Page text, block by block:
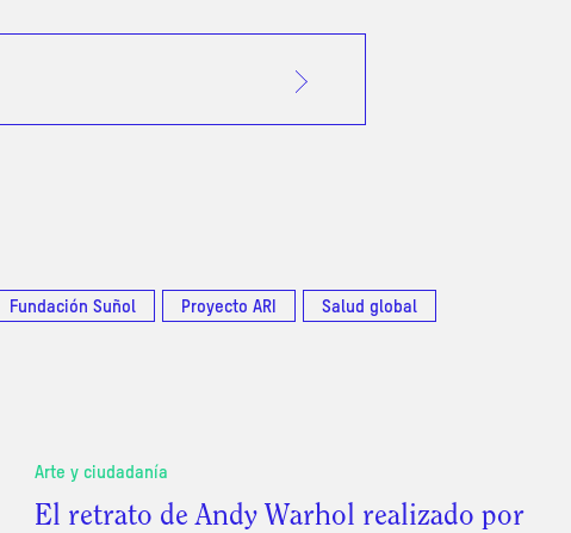
Fundación Suñol Proyecto ARI Salud global
Arte y ciudadanía
El retrato de Andy Warhol realizado por